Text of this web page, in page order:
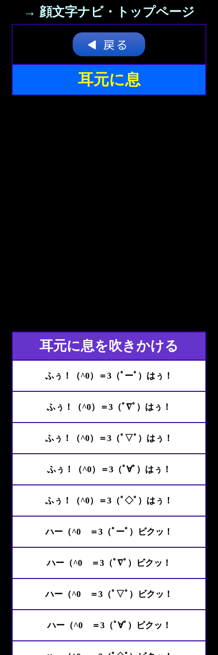
→ 顔文字ナビ・トップページ
耳元に息
耳元に息を吹きかける
ふぅ！（^0）＝3（ﾟーﾟ）はぅ！
ふぅ！（^0）＝3（ﾟ∇ﾟ）はぅ！
ふぅ！（^0）＝3（ﾟ▽ﾟ）はぅ！
ふぅ！（^0）＝3（ﾟ∀ﾟ）はぅ！
ふぅ！（^0）＝3（ﾟ◇ﾟ）はぅ！
ハー（^0 ＝3（ﾟーﾟ）ビクッ！
ハー（^0 ＝3（ﾟ∇ﾟ）ビクッ！
ハー（^0 ＝3（ﾟ▽ﾟ）ビクッ！
ハー（^0 ＝3（ﾟ∀ﾟ）ビクッ！